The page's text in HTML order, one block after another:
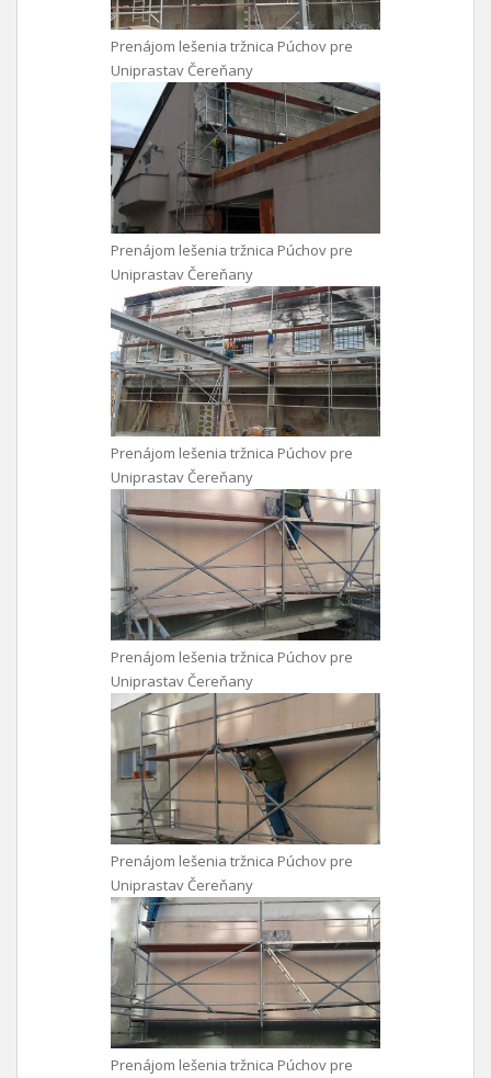
Prenájom lešenia tržnica Púchov pre
Uniprastav Čereňany
Prenájom lešenia tržnica Púchov pre
Uniprastav Čereňany
Prenájom lešenia tržnica Púchov pre
Uniprastav Čereňany
Prenájom lešenia tržnica Púchov pre
Uniprastav Čereňany
Prenájom lešenia tržnica Púchov pre
Uniprastav Čereňany
Prenájom lešenia tržnica Púchov pre